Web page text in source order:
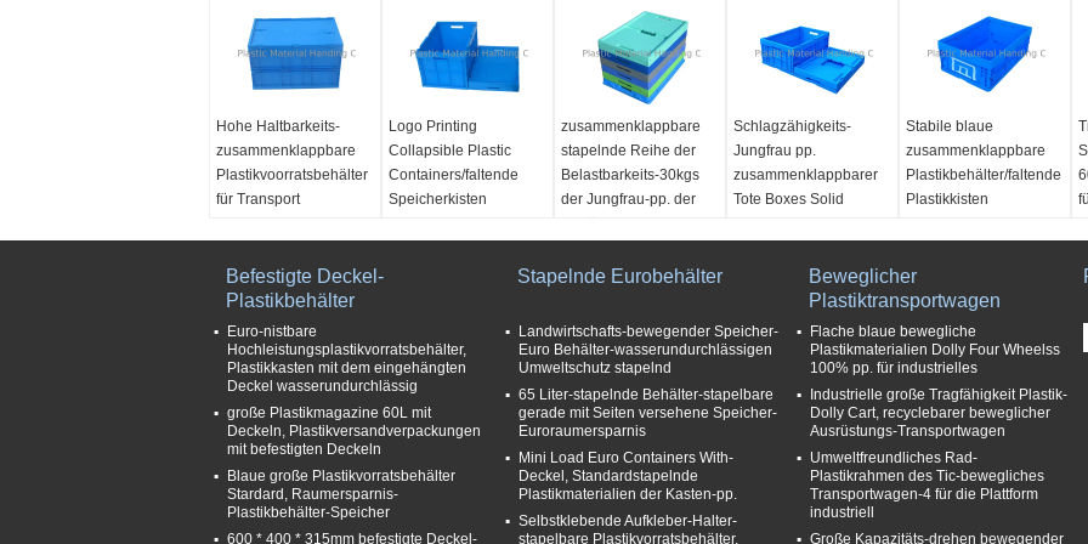
Hohe Haltbarkeits-
zusammenklappbare
Plastikvoorratsbehälter
für Transport
Farbe:Blau oder
besonders angefertigt
Größe:
600*400*355mm
Gefaltete Größe:
600*400*95mm
Logo Printing
Collapsible Plastic
Containers/faltende
Speicherkisten
600*400*345mm
Gefaltete Größe:
600*400*85mm
zusammenklappbare
stapelnde Reihe der
Belastbarkeits-30kgs
der Jungfrau-pp. der
Material:Jungfrau-
Farbe:Besonders
angefertigt
Größe:
600*400*295mm
Gefaltete Größe:
Schlagzähigkeits-
Jungfrau pp.
zusammenklappbarer
Tote Boxes Solid
Jungfrau-
Polypropylen 100%
Farbe:
Blau oder
besonders angefertigt
600*400*255mm
Gefaltete Größe:
600*400*83mm
Stabile blaue
zusammenklappbare
Plastikbehälter/faltende
Plastikkisten
Farbe:
angefertigt
Größe:
600*400*220mm
Gefaltete Größe:
600*400*85mm
Befestigte Deckel-
Plastikbehälter
Euro-nistbare
Hochleistungsplastikvorratsbehälter,
Plastikkasten mit dem eingehängten
Deckel wasserundurchlässig
große Plastikmagazine 60L mit
Deckeln, Plastikversandverpackungen
mit befestigten Deckeln
Blaue große Plastikvorratsbehälter
Stardard, Raumersparnis-
Plastikbehälter-Speicher
600 * 400 * 315mm befestigte Deckel-
Stapelnde Eurobehälter
Landwirtschafts-bewegender Speicher-
Euro Behälter-wasserundurchlässigen
Umweltschutz stapelnd
65 Liter-stapelnde Behälter-stapelbare
gerade mit Seiten versehene Speicher-
Euroraumersparnis
Mini Load Euro Containers With-
Deckel, Standardstapelnde
Plastikmaterialien der Kasten-pp.
Selbstklebende Aufkleber-Halter-
stapelbare Plastikvorratsbehälter,
Beweglicher
Plastiktransportwagen
Flache blaue bewegliche
Plastikmaterialien Dolly Four Wheelss
100% pp. für industrielles
Industrielle große Tragfähigkeit Plastik-
Dolly Cart, recyclebarer beweglicher
Ausrüstungs-Transportwagen
Umweltfreundliches Rad-
Plastikrahmen des Tic-bewegliches
Transportwagen-4 für die Plattform
industriell
Große Kapazitäts-drehen bewegender